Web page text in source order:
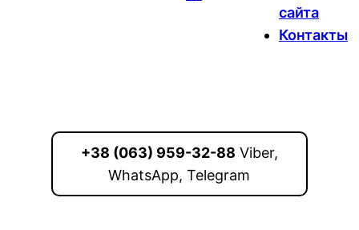
сайта
Контакты
+38 (063) 959-32-88 Viber,
WhatsApp, Telegram